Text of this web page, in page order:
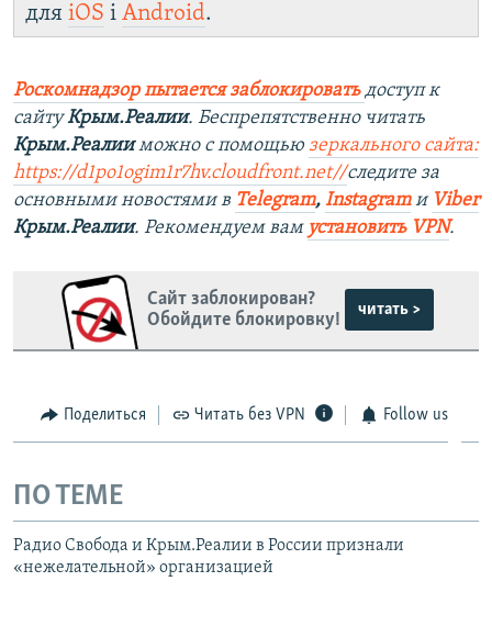
для iOS і Android.
Роскомнадзор пытается заблокировать доступ к
сайтуКрым.Реалии. Беспрепятственно читать
Крым.Реалииможно с помощью зеркального сайта:
https://d1po1ogim1r7hv.cloudfront.net//следите за
основными новостями в Telegram, Instagramи Viber
Крым.Реалии. Рекомендуем вам установить VPN.
Сайт заблокирован?
Обойдите блокировку!
читать >
Поделиться Читать без VPN Follow us
ПО ТЕМЕ
Радио Свобода и Крым.Реалии в России признали
«нежелательной» организацией